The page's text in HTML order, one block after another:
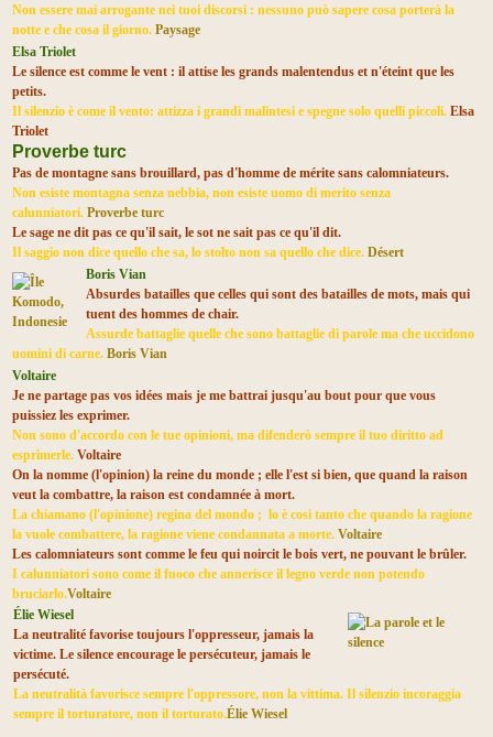
Non essere mai arrogante nei tuoi discorsi : nessuno può sapere cosa porterà la
notte e che cosa il giorno. Paysage
Elsa Triolet
Le silence est comme le vent : il attise les grands malentendus et n'éteint que les
petits.
Il silenzio è come il vento: attizza i grandi malintesi e spegne solo quelli piccoli. Elsa
Triolet
Proverbe turc
Pas de montagne sans brouillard, pas d'homme de mérite sans calomniateurs.
Non esiste montagna senza nebbia, non esiste uomo di merito senza
calunniatori. Proverbe turc
Le sage ne dit pas ce qu'il sait, le sot ne sait pas ce qu'il dit.
Il saggio non dice quello che sa, lo stolto non sa quello che dice. Désert
Boris Vian
Absurdes batailles que celles qui sont des batailles de mots, mais qui
tuent des hommes de chair.
Assurde battaglie quelle che sono battaglie di parole ma che uccidono
uomini di carne. Boris Vian
Voltaire
Je ne partage pas vos idées mais je me battrai jusqu'au bout pour que vous
puissiez les exprimer.
Non sono d'accordo con le tue opinioni, ma difenderò sempre il tuo diritto ad
esprimerle. Voltaire
On la nomme (l'opinion) la reine du monde ; elle l'est si bien, que quand la raison
veut la combattre, la raison est condamnée à mort.
La chiamano (l'opinione) regina del mondo ; lo è cosi tanto che quando la ragione
la vuole combattere, la ragione viene condannata a morte. Voltaire
Les calomniateurs sont comme le feu qui noircit le bois vert, ne pouvant le brûler.
I calunniatori sono come il fuoco che annerisce il legno verde non potendo
bruciarlo.Voltaire
Élie Wiesel
La neutralité favorise toujours l'oppresseur, jamais la
victime. Le silence encourage le persécuteur, jamais le
persécuté.
La neutralità favorisce sempre l'oppressore, non la vittima. Il silenzio incoraggia
sempre il torturatore, non il torturato.Élie Wiesel